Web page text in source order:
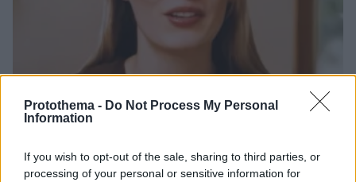
Protothema - Do Not Process My Personal
Information
If you wish to opt-out of the sale, sharing to third parties, or
processing of your personal or sensitive information for